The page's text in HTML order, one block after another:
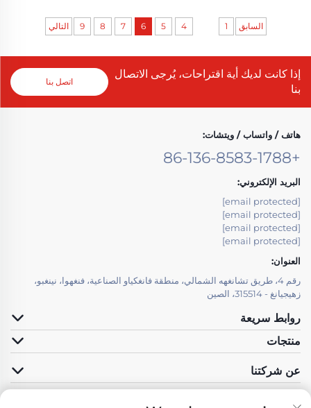
السابق 1
4
5
6
7
8
9 التالي
إذا كانت لديك أية اقتراحات، يُرجى الاتصال
بنا
اتصل بنا
هاتف / واتساب / ويتشات:
+86-136-8583-1788
البريد الإلكتروني:
[email protected]
[email protected]
[email protected]
[email protected]
العنوان:
رقم 4، طريق تشانغهه الشمالي، منطقة فانغكياو الصناعية، فنغهوا، نينغبو،
زهيجيانغ - 315514، الصين
روابط سريعة
منتجات
عن شركتنا